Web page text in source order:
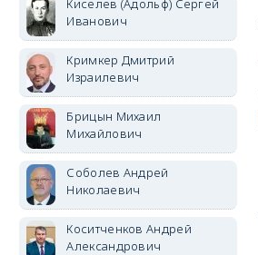
Киселев (Адольф) Сергей
Иванович
Кримкер Дмитрий
Израилевич
Брицын Михаил
Михайлович
Соболев Андрей
Николаевич
Коситченков Андрей
Александрович